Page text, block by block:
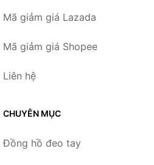
Mã giảm giá Lazada
Mã giảm giá Shopee
Liên hệ
CHUYÊN MỤC
Đồng hồ đeo tay